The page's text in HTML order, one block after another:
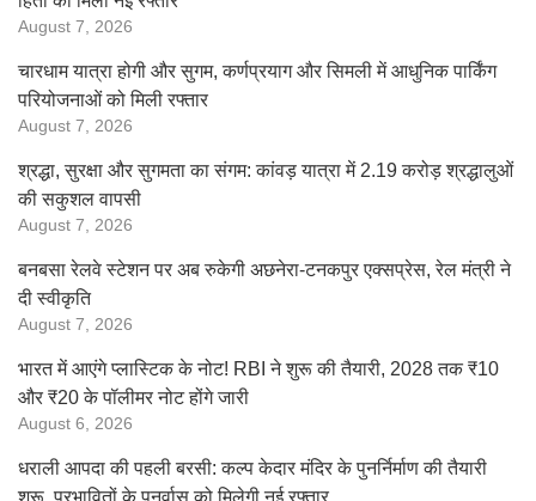
August 7, 2026
चारधाम यात्रा होगी और सुगम, कर्णप्रयाग और सिमली में आधुनिक पार्किंग
परियोजनाओं को मिली रफ्तार
August 7, 2026
श्रद्धा, सुरक्षा और सुगमता का संगम: कांवड़ यात्रा में 2.19 करोड़ श्रद्धालुओं
की सकुशल वापसी
August 7, 2026
बनबसा रेलवे स्टेशन पर अब रुकेगी अछनेरा-टनकपुर एक्सप्रेस, रेल मंत्री ने
दी स्वीकृति
August 7, 2026
भारत में आएंगे प्लास्टिक के नोट! RBI ने शुरू की तैयारी, 2028 तक ₹10
और ₹20 के पॉलीमर नोट होंगे जारी
August 6, 2026
धराली आपदा की पहली बरसी: कल्प केदार मंदिर के पुनर्निर्माण की तैयारी
शुरू, प्रभावितों के पुनर्वास को मिलेगी नई रफ्तार